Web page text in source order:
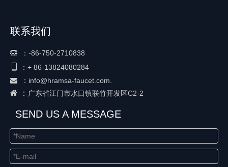
联系我们
 ： -86-750-2710838
： + 86-13824080284
 ： info@hramsa-faucet.com.
 ： 广东省江门市水口镇联竹开发区C2-2
SEND US A MESSAGE